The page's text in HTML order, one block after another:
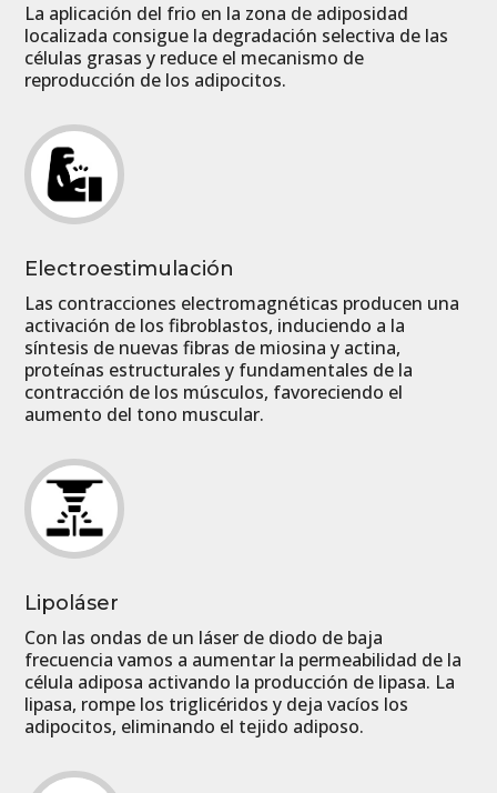
La aplicación del frio en la zona de adiposidad
localizada consigue la degradación selectiva de las
células grasas y reduce el mecanismo de
reproducción de los adipocitos.
Electroestimulación
Las contracciones electromagnéticas producen una
activación de los fibroblastos, induciendo a la
síntesis de nuevas fibras de miosina y actina,
proteínas estructurales y fundamentales de la
contracción de los músculos, favoreciendo el
aumento del tono muscular.
Lipoláser
Con las ondas de un láser de diodo de baja
frecuencia vamos a aumentar la permeabilidad de la
célula adiposa activando la producción de lipasa. La
lipasa, rompe los triglicéridos y deja vacíos los
adipocitos, eliminando el tejido adiposo.